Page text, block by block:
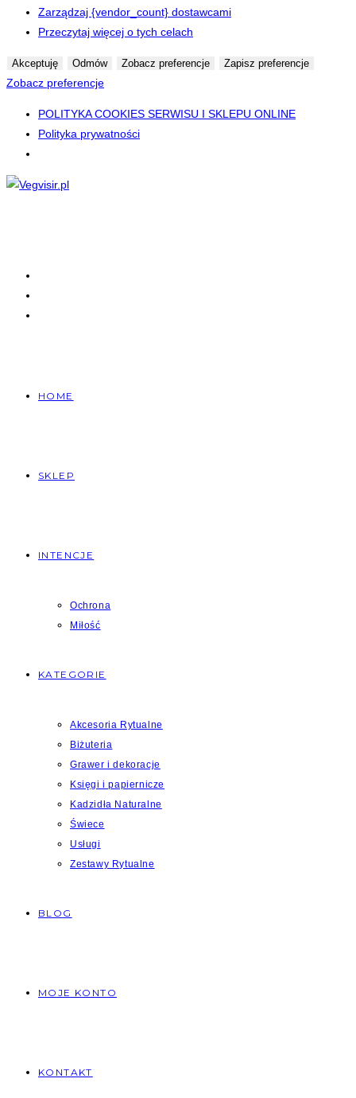
Zarządzaj {vendor_count} dostawcami
Przeczytaj więcej o tych celach
Akceptuję Odmów Zobacz preferencje Zapisz preferencje
Zobacz preferencje
POLITYKA COOKIES SERWISU I SKLEPU ONLINE
Polityka prywatności
Skip
HOME
SKLEP
INTENCJE
Ochrona
Miłość
KATEGORIE
Akcesoria Rytualne
Biżuteria
Grawer i dekoracje
Księgi i papiernicze
Kadzidła Naturalne
Świece
Usługi
Zestawy Rytualne
BLOG
MOJE KONTO
KONTAKT